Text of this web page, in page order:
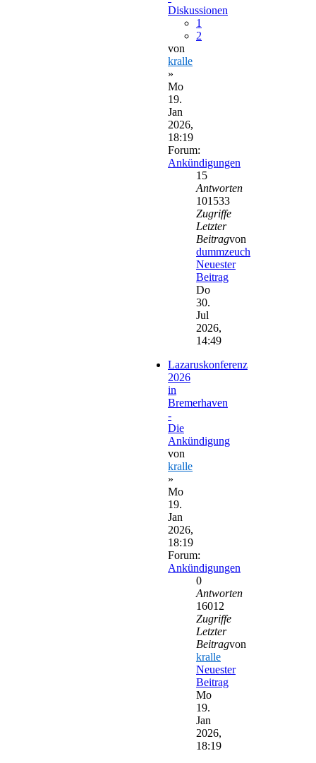
Diskussionen
1
2
von
kralle
»
Mo
19.
Jan
2026,
18:19
Forum:
Ankündigungen
15
Antworten
101533
Zugriffe
Letzter
Beitragvon
dummzeuch
Neuester
Beitrag
Do
30.
Jul
2026,
14:49
Lazaruskonferenz
2026
in
Bremerhaven
-
Die
Ankündigung
von
kralle
»
Mo
19.
Jan
2026,
18:19
Forum:
Ankündigungen
0
Antworten
16012
Zugriffe
Letzter
Beitragvon
kralle
Neuester
Beitrag
Mo
19.
Jan
2026,
18:19